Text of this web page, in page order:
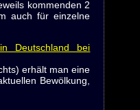
kommenden 2
auch für einzelne
Deutschland bei
erhält man eine
Bewölkung,